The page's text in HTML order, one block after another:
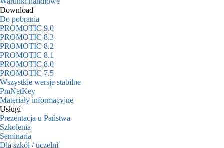
Download
Do pobrania
PROMOTIC 9.0
PROMOTIC 8.3
PROMOTIC 8.2
PROMOTIC 8.1
PROMOTIC 8.0
PROMOTIC 7.5
Wszystkie wersje stabilne
PmNetKey
Materiały informacyjne
Usługi
Prezentacja u Państwa
Szkolenia
Seminaria
Dla szkół / uczelni